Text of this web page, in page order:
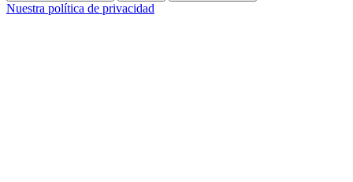
Nuestra política de privacidad